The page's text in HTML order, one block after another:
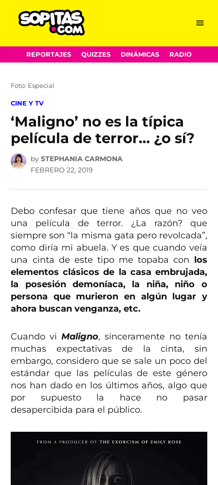
Skip
to
Menu
REPORTAJES QUIZZES DINÁMICAS RADIO
Foto: Especial
POSTED
CINE Y TV
‘Maligno’ no es la típica
película de terror… ¿o sí?
by STEPHANIA CARMONA
FEBRERO 22, 2019
Debo confesar que tiene años que no veo
una película de terror. ¿La razón? que
siempre son “la misma gata pero revolcada”,
como diría mi abuela. Y es que cuando veía
una cinta de este tipo me topaba con los
elementos clásicos de la casa embrujada,
la posesión demoníaca, la niña, niño o
persona que murieron en algún lugar y
ahora buscan venganza, etc.
Cuando viMaligno, sinceramente no tenía
muchas expectativas de la cinta, sin
embargo, considero que se sale un poco del
estándar que las películas de este género
nos han dado en los últimos años, algo que
por supuesto la hace no pasar
desapercibida para el público.